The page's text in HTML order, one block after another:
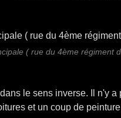
( rue du 4ème régiment